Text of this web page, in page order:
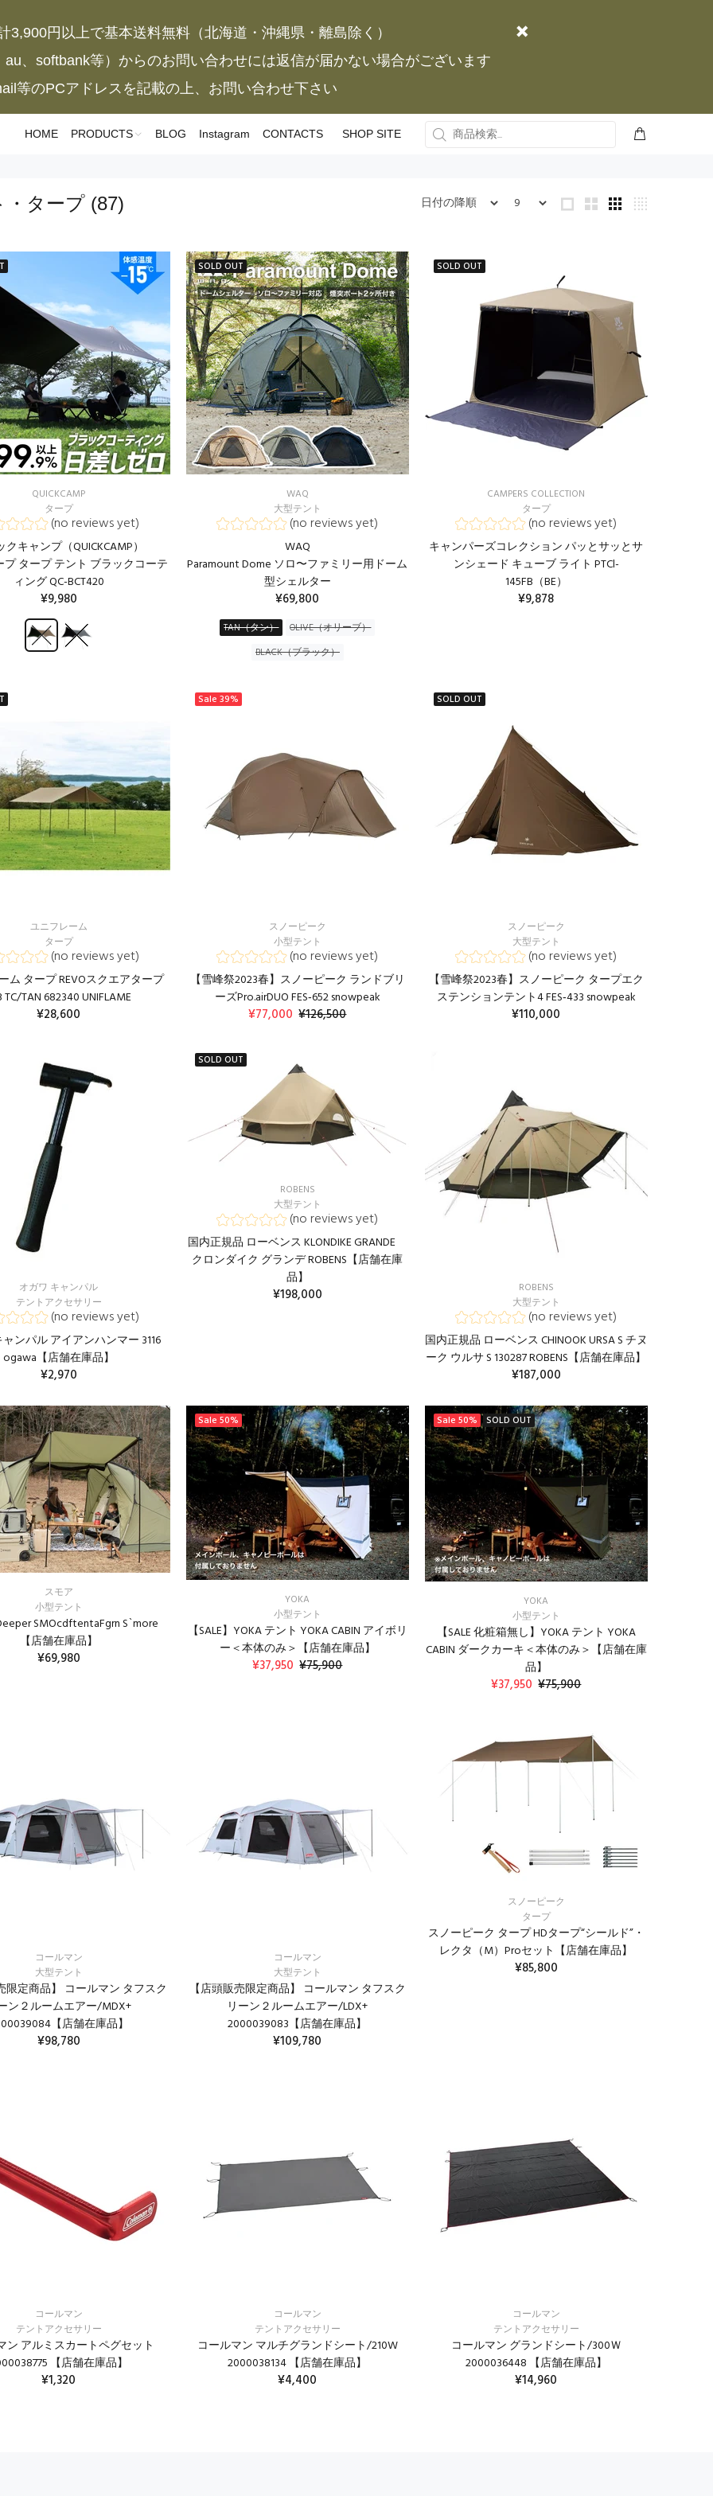
3,900円以上で基本送料無料（北海道・沖縄県・離島除く）
、softbank等）からのお問い合わせには返信が届かない場合がございます
等のPCアドレスを記載の上、お問い合わせ下さい
HOME PRODUCTS BLOG Instagram CONTACTS SHOP SITE
・タープ (87)
QUICKCAMP
タープ
(no reviews yet)
クキャンプ（QUICKCAMP）
プ タープ テント ブラックコーテ
ィング QC-BCT420
¥9,980
SOLD OUT
WAQ
大型テント
(no reviews yet)
WAQ
Paramount Dome ソロ〜ファミリー用ドーム
型シェルター
¥69,800
TAN（タン）
OLIVE（オリーブ）
BLACK（ブラック）
SOLD OUT
CAMPERS COLLECTION
タープ
(no reviews yet)
キャンパーズコレクション パッとサッとサ
ンシェード キューブ ライト PTCl-
145FB（BE）
¥9,878
ユニフレーム
タープ
(no reviews yet)
ム タープ REVOスクエアタープ
TC/TAN 682340 UNIFLAME
¥28,600
Sale 39%
スノーピーク
小型テント
(no reviews yet)
【雪峰祭2023春】スノーピーク ランドブリ
ーズPro.airDUO FES‐652 snowpeak
¥77,000 ¥126,500
SOLD OUT
スノーピーク
大型テント
(no reviews yet)
【雪峰祭2023春】スノーピーク タープエク
ステンションテント4 FES‐433 snowpeak
¥110,000
オガワ キャンパル
テントアクセサリー
(no reviews yet)
ンパル アイアンハンマー 3116
ogawa【店舗在庫品】
¥2,970
カートに入れる
SOLD OUT
ROBENS
大型テント
(no reviews yet)
国内正規品 ローベンス KLONDIKE GRANDE
クロンダイク グランデ ROBENS【店舗在庫
品】
¥198,000
ROBENS
大型テント
(no reviews yet)
国内正規品 ローベンス CHINOOK URSA S チヌ
ーク ウルサ S 130287 ROBENS【店舗在庫品】
¥187,000
カートに入れる
スモア
小型テント
SMOcdftentaFgrn S`more
【店舗在庫品】
¥69,980
Sale 50%
YOKA
小型テント
【SALE】YOKA テント YOKA CABIN アイボリ
ー＜本体のみ＞【店舗在庫品】
¥37,950 ¥75,900
Sale 50% SOLD OUT
YOKA
小型テント
【SALE 化粧箱無し】YOKA テント YOKA
CABIN ダークカーキ＜本体のみ＞【店舗在庫
品】
¥37,950 ¥75,900
コールマン
大型テント
限定商品】 コールマン タフスク
ン２ルームエアー/MDX+
【店舗在庫品】
¥98,780
コールマン
大型テント
【店頭販売限定商品】 コールマン タフスク
リーン２ルームエアー/LDX+
2000039083【店舗在庫品】
¥109,780
スノーピーク
タープ
スノーピーク タープ HDタープ“シールド”・
レクタ（M）Proセット【店舗在庫品】
¥85,800
コールマン
テントアクセサリー
ン アルミスカートペグセット
【店舗在庫品】
¥1,320
コールマン
テントアクセサリー
コールマン マルチグランドシート/210W
2000038134 【店舗在庫品】
¥4,400
コールマン
テントアクセサリー
コールマン グランドシート/300Ｗ
2000036448 【店舗在庫品】
¥14,960